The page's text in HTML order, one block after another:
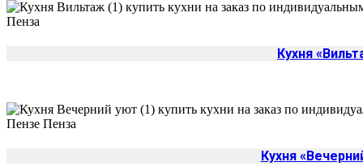
Кухня
Кухня